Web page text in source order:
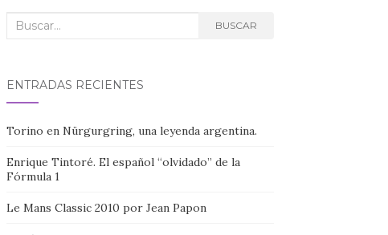
Buscar: BUSCAR
ENTRADAS RECIENTES
Torino en Nürgurgring, una leyenda argentina.
Enrique Tintoré. El español “olvidado” de la
Fórmula 1
Le Mans Classic 2010 por Jean Papon